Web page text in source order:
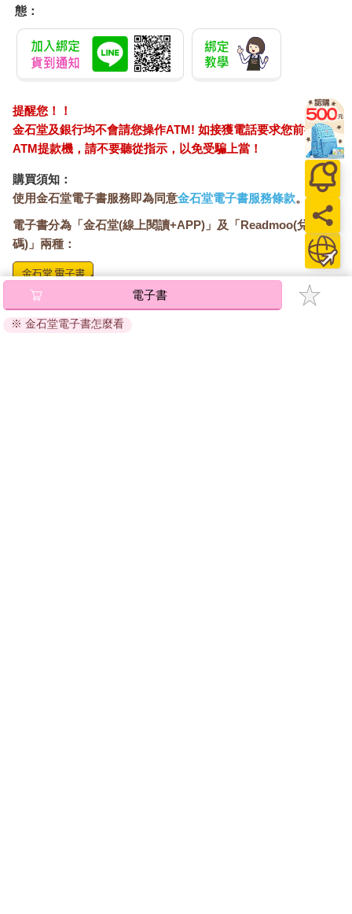
態：
提醒您！！
金石堂及銀行均不會請您操作ATM! 如接獲電話要求您前往
ATM提款機，請不要聽從指示，以免受騙上當！
購買須知：
使用金石堂電子書服務即為同意金石堂電子書服務條款。
電子書分為「金石堂(線上閱讀+APP)」及「Readmoo(兌換
碼)」兩種：
將儲存於會員中心→電子書服務「我的e書櫃」，點選線上
閱讀直接開啟閱讀。
電子書
※ 金石堂電子書怎麼看